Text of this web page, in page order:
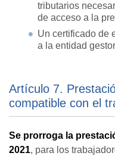
tributarios
de acceso a la
Un certificado de
a la entidad
Artículo 7.
compatible con el
Se prorroga la
2021, para los